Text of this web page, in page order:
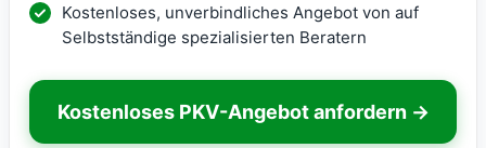
Kostenloses, unverbindliches Angebot von auf
Selbstständige spezialisierten Beratern
Kostenloses PKV-Angebot anfordern →